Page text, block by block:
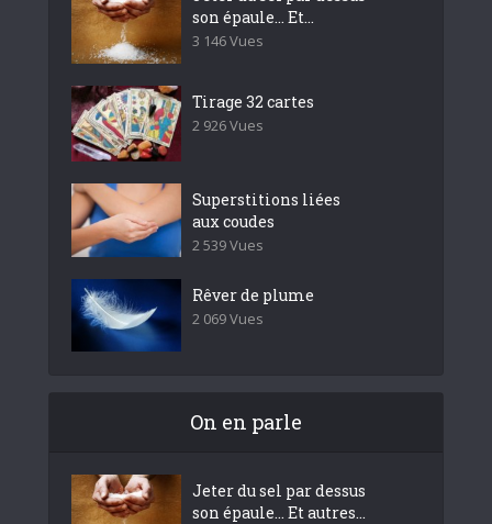
son épaule… Et...
3 146 Vues
Tirage 32 cartes
2 926 Vues
Superstitions liées
aux coudes
2 539 Vues
Rêver de plume
2 069 Vues
On en parle
Jeter du sel par dessus
son épaule… Et autres...